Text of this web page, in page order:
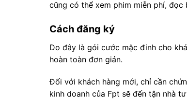
cũng có thể xem phim miễn phí,
Cách đăng ký
Do đây là gói cước mặc đinh cho
hoàn toàn đơn giản.
Đối với khách hàng mới, chỉ cần
kinh doanh của Fpt sẽ đến tận nhà